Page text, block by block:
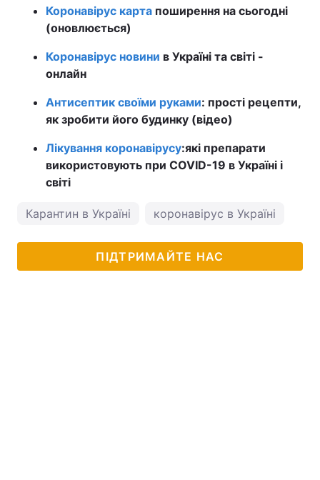
Коронавірус карта поширення на сьогодні
(оновлюється)
Коронавірус новини в Україні та світі -
онлайн
Антисептик своїми руками: прості рецепти,
як зробити його будинку (відео)
Лікування коронавірусу:які препарати
використовують при COVID-19 в Україні і
світі
Карантин в Україні коронавірус в Україні
ПІДТРИМАЙТЕ НАС